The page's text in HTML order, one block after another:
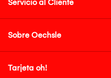
Servicio al Cliente
Sobre Oechsle
Tarjeta oh!